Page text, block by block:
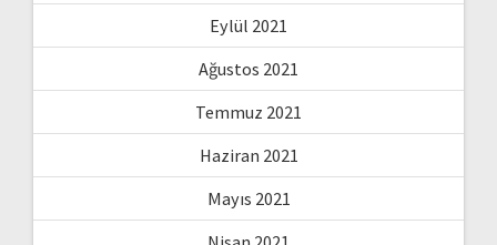
Eylül 2021
Ağustos 2021
Temmuz 2021
Haziran 2021
Mayıs 2021